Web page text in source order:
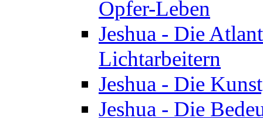
Opfer-Leben
Jeshua - Die
Lichtarbeitern
Jeshua - Die
Jeshua - Die